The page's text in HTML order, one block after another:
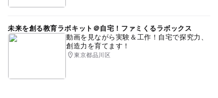
未来を創る教育ラボキット＠自宅！ファミくるラボックス
動画を見ながら実験＆工作！自宅で探究力、
創造力を育てます！
東京都品川区